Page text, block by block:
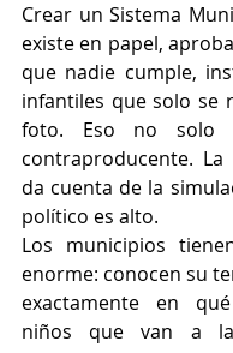
Crear un Sistema
existe en papel,
que nadie cumple,
infantiles que solo se
foto. Eso no solo
contraproducente. La
da cuenta de la
político es alto.
Los municipios
enorme: conocen su
exactamente en
niños que van a